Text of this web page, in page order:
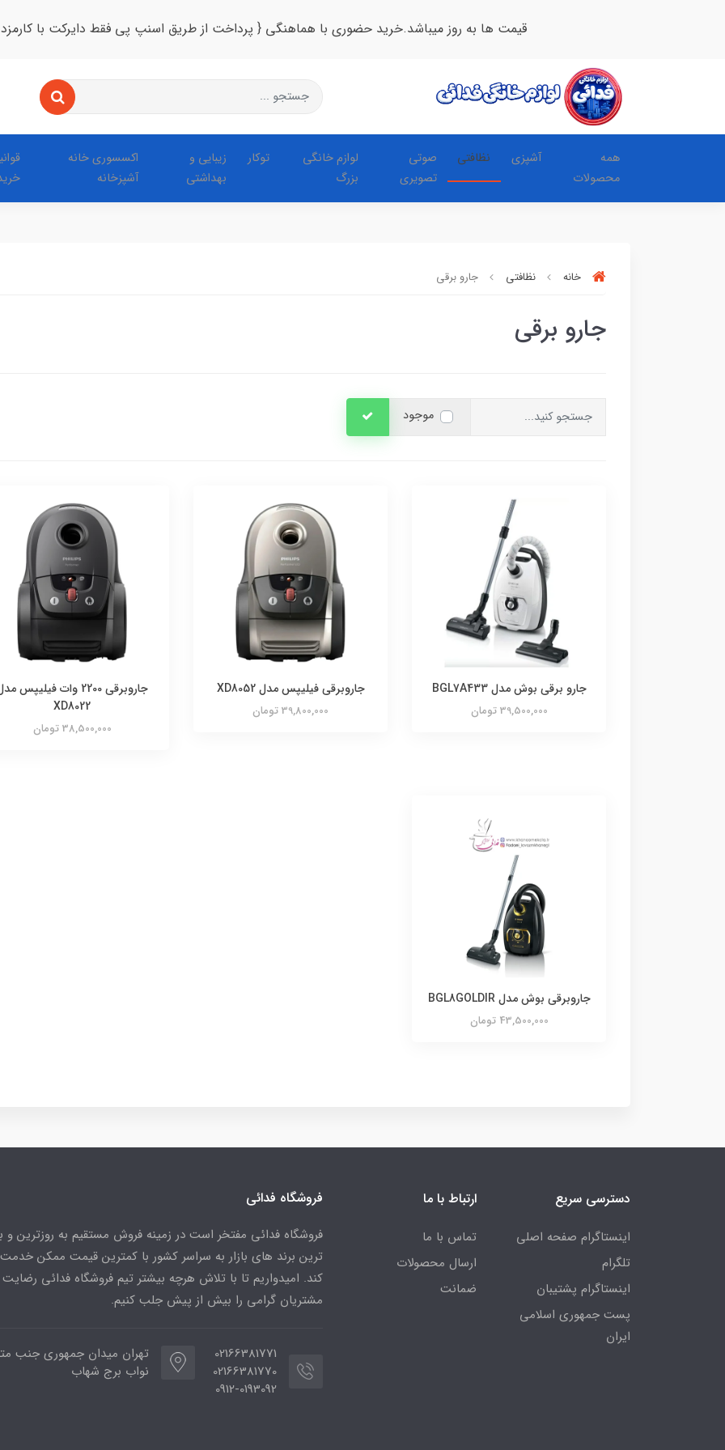
قیمت ها به روز میباشد.خرید حضوری با هماهنگی { پرداخت از طریق اسنپ پی فقط دایرکت با
همه
محصولات
آشپزی نظافتی
صوتی
تصویری
لوازم خانگی
بزرگ
توکار
زیبایی و
بهداشتی
اکسسوری خانه
آشپزخانه
خانه نظافتی جارو برقی
جارو برقی
موجود
جارو برقی بوش مدل BGL7A433
39,500,000 تومان
جاروبرقی فیلیپس مدل XD8052
39,800,000 تومان
جاروبرقی 2200 وات فیلیپس
XD8022
38,500,000 تومان
جاروبرقی بوش مدل BGL8GOLDIR
43,500,000 تومان
دسترسی سریع
اینستاگرام صفحه اصلی
تلگرام
اینستاگرام پشتیبان
پست جمهوری اسلامی
ایران
ارتباط با ما
تماس با ما
ارسال محصولات
ضمانت
فروشگاه فدائی
فروشگاه فدائی مفتخر است در زمینه فروش مستقیم به روزترین و
ترین برند های بازار به سراسر کشور با کمترین قیمت ممکن
کند. امیدواریم تا با تلاش هرچه بیشتر تیم فروشگاه فدائی
مشتریان گرامی را بیش از پیش جلب کنیم.
02166381771
02166381770
0912-0193092
تهران میدان جمهوری جنب
نواب برج شهاب